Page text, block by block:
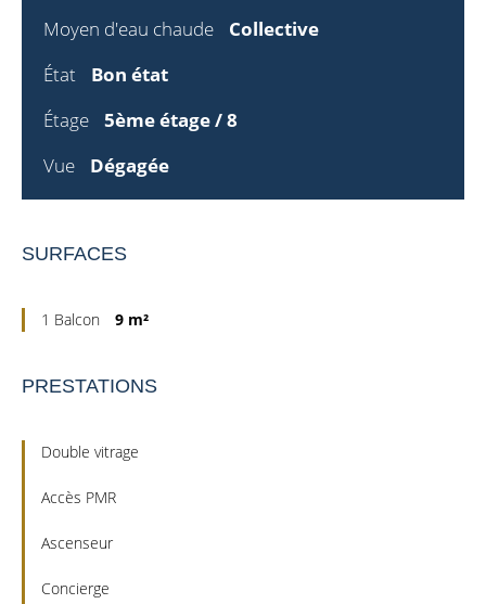
Moyen d'eau chaude
Collective
État
Bon état
Étage
5ème étage / 8
Vue
Dégagée
SURFACES
1 Balcon 9 m²
PRESTATIONS
Double vitrage
Accès PMR
Ascenseur
Concierge